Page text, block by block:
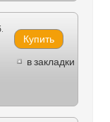
в закладки